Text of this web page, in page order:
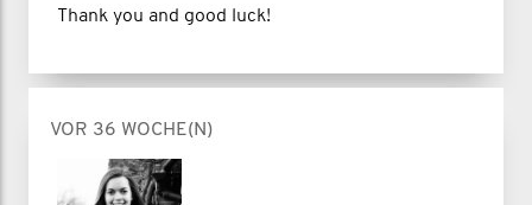
Thank you and good luck!
VOR 36 WOCHE(N)